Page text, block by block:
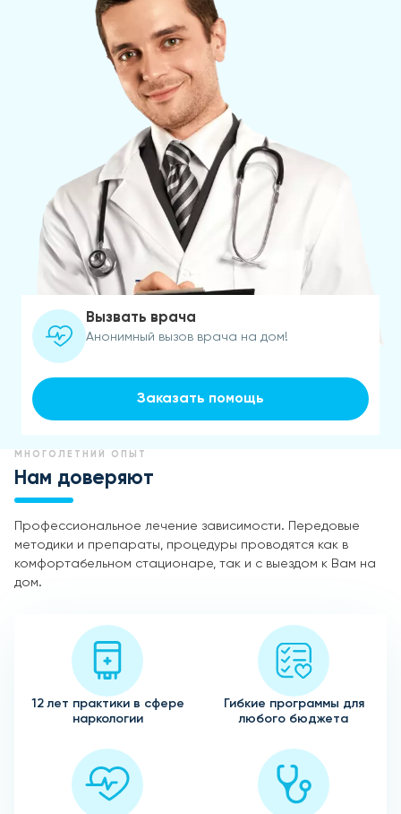
Вызвать врача
Анонимный вызов врача на дом!
Заказать помощь
МНОГОЛЕТНИЙ ОПЫТ
Нам доверяют
Профессиональное лечение зависимости. Передовые
методики и препараты, процедуры проводятся как в
комфортабельном стационаре, так и с выездом к Вам на
дом.
12 лет практики в сфере
наркологии
Гибкие программы для
любого бюджета